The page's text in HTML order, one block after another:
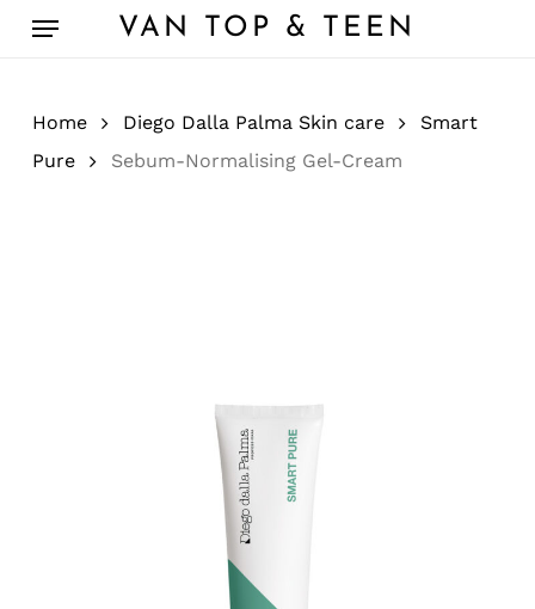
VAN TOP & TEEN
Menu
Home Diego Dalla Palma Skin care
Smart
Pure
Sebum-Normalising Gel-Cream